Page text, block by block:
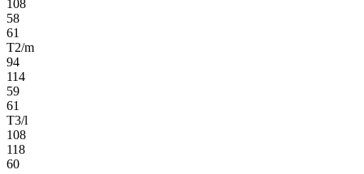
108
58
61
T2/m
94
114
59
61
T3/l
108
118
60